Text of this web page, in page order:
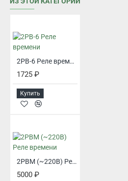
2РВ-6 Реле времени
1725 ₽
Купить
2РВМ (~220В) Реле времени
5000 ₽